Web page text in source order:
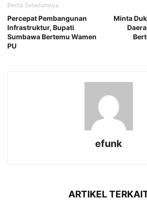
Berita Sebelumnya
Percepat Pembangunan
Infrastruktur, Bupati
Sumbawa Bertemu Wamen
PU
Minta
efunk
ARTIKEL